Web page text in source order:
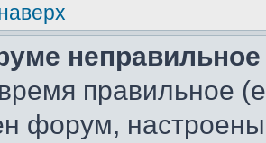
правильное
форум, настроены